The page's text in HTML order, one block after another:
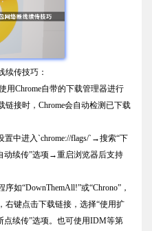
续传技巧：
用Chrome自带的下载管理器进行
接时，Chrome会自动检测已下载
置中进入`chrome://flags/`→搜索“下
动续传”选项→重启浏览器后支持
如“DownThemAll!”或“Chrono”，
右键点击下载链接，选择“使用扩
点续传”选项。也可使用IDM等第